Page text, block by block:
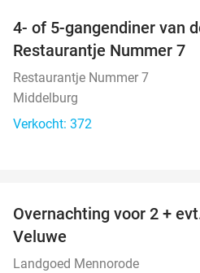
4- of 5-gangendiner van
Restaurantje Nummer 7
Restaurantje Nummer 7
Middelburg
Verkocht: 372
Overnachting voor 2 +
Veluwe
Landgoed Mennorode